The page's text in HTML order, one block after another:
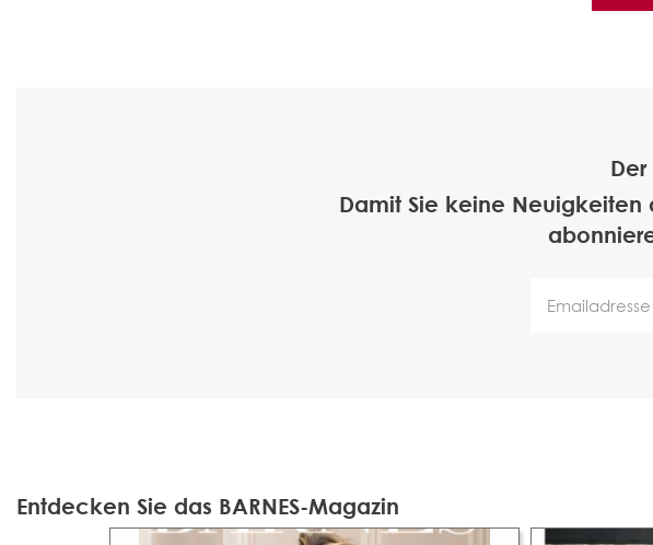
Der
Damit Sie keine Neuigkeiten
Entdecken Sie das BARNES-Magazin